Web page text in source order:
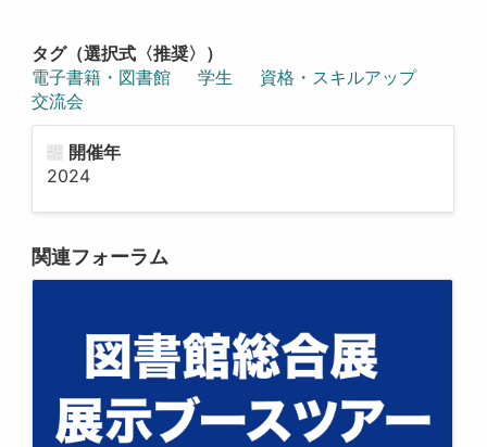
タグ（選択式〈推奨〉）
電子書籍・図書館
学生
資格・スキルアップ
交流会
開催年
2024
関連フォーラム